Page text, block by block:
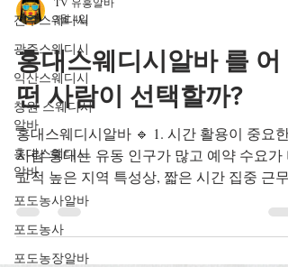
전주스웨디시
광주스웨디시
익산스웨디시
창원 스웨디시
알바
홍대스웨디시
알바
포도농사알바
포도농사
포도농장알바
3월 4일
홍대스웨디시알바 를 어
떤 사람이 선택할까?
홍대스웨디시알바 🔹 1. 시간 활용이 중요한
사람 홍대는 유동 인구가 많고 예약 수요가
교적 높은 지역 특성상, 짧은 시간 집중 근무
로 수입을 만들고 싶은 사람이 선택합니다.
업 퇴근 후 부업이 필요한 직장인 수업, 공모